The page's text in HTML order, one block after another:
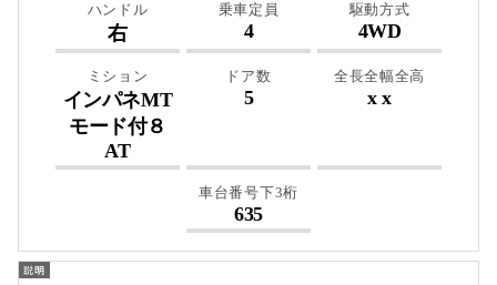
ハンドル
右
乗車定員
4
駆動方式
4WD
ミション
インパネMT
モード付８
AT
ドア数
5
全長全幅全高
x x
車台番号下3桁
635